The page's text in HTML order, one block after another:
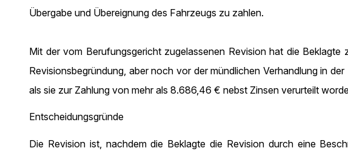
Übergabe und Übereignung des Fahrzeugs zu zahlen.
Mit der vom Berufungsgericht zugelassenen Revision hat die
Revisionsbegründung, aber noch vor der mündlichen Verhandlung in
als sie zur Zahlung von mehr als 8.686,46 € nebst Zinsen verurteilt
Entscheidungsgründe
Die Revision ist, nachdem die Beklagte die Revision durch eine